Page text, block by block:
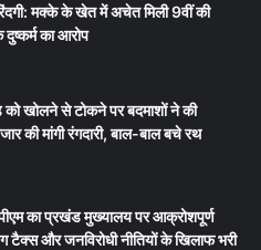
मक्के के खेत में अचेत मिली 9वीं की
दुष्कर्म का आरोप
को खोलने से टोकने पर बदमाशों ने की
की मांगी रंगदारी, बाल-बाल बचे रथ
का प्रखंड मुख्यालय पर आक्रोशपूर्ण
टैक्स और जनविरोधी नीतियों के खिलाफ भरी